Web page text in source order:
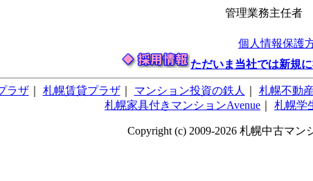
管理業務主任者
個人情報保護
ただいま当社では新規
ラザ｜ 札幌賃貸プラザ｜ マンション投資の鉄人 札幌不動
札幌家具付きマンションAvenue
札幌学
Copyright (c) 2009-2026 札幌中古マン